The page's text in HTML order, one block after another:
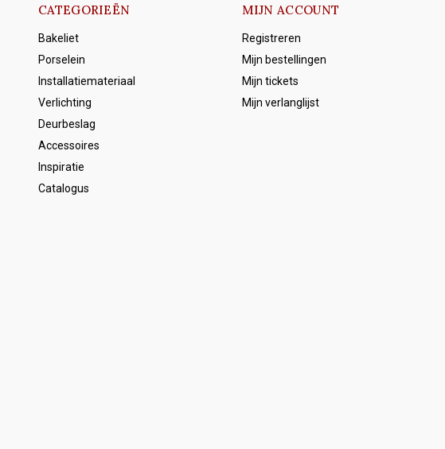
CATEGORIEËN
Bakeliet
Porselein
Installatiemateriaal
Verlichting
Deurbeslag
Accessoires
Inspiratie
Catalogus
MIJN ACCOUNT
Registreren
Mijn bestellingen
Mijn tickets
Mijn verlanglijst